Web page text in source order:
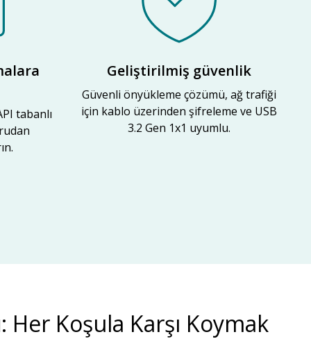
tabanlı
Geliştirilmiş güvenlik
Güvenli önyükleme çözümü, ağ trafiği
için kablo üzerinden şifreleme ve USB
3.2 Gen 1x1 uyumlu.
Her Koşula Karşı Koymak